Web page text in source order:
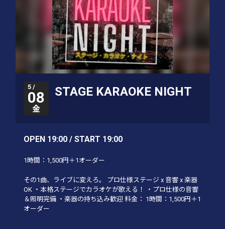
5 /
08
金
STAGE KARAOKE NIGHT
OPEN 19:00 / START 19:00
1時間：1,500円＋1オーダー
その1曲、ライブに変えろ。 プロ仕様ステージ x 音響 x 楽器
OK ・本格ステージでカラオケが歌える！ ・プロ仕様の音響
＆照明完備 ・楽器の持ち込み歓迎 料金： 1時間：1,500円＋1
オーダー